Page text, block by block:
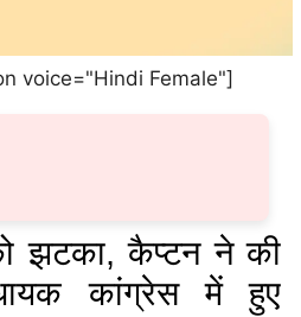
voice="Hindi Female"]
झटका, कैप्टन ने की
कांग्रेस में हुए